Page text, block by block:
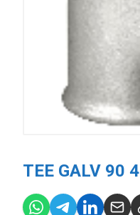
TEE GALV 90 4